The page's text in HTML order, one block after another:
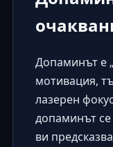
Допаминът е
мотивация,
лазерен
допаминът
ви